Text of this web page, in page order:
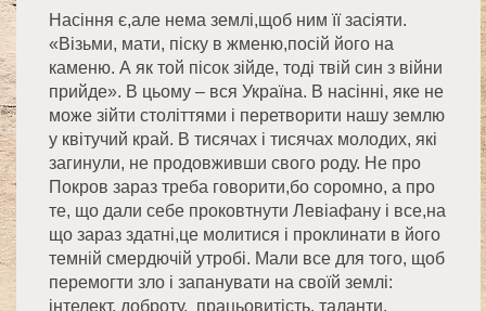
Насіння є,але нема землі,щоб ним її засіяти.
«Візьми, мати, піску в жменю,посій його на
каменю. А як той пісок зійде, тоді твій син з війни
прийде». В цьому – вся Україна. В насінні, яке не
може зійти століттями і перетворити нашу землю
у квітучий край. В тисячах і тисячах молодих, які
загинули, не продовживши свого роду. Не про
Покров зараз треба говорити,бо соромно, а про
те, що дали себе проковтнути Левіафану і все,на
що зараз здатні,це молитися і проклинати в його
темній смердючій утробі. Мали все для того, щоб
перемогти зло і запанувати на своїй землі:
інтелект, доброту, працьовитість, таланти,